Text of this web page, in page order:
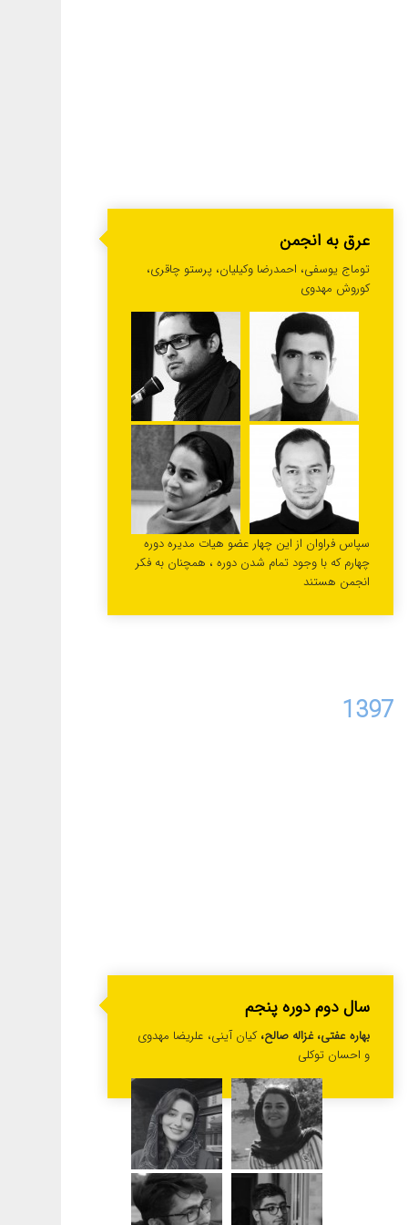
عرق به انجمن
توماج یوسفی، احمدرضا وکیلیان، پرستو چاقری،
کوروش مهدوی
سپاس فراوان از این چهار عضو هیات مدیره دوره
چهارم که با وجود تمام شدن دوره ، همچنان به فکر
انجمن هستند
1397
سال دوم دوره پنجم
بهاره عفتی، غزاله صالح،کیان آینی، علریضا مهدوی
و احسان توکلی